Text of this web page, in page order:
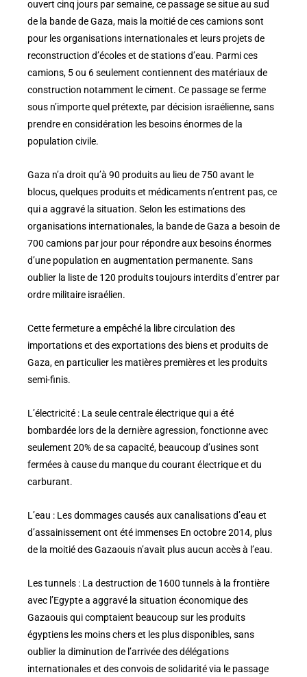
ouvert cinq jours par semaine, ce passage se situe au sud
de la bande de Gaza, mais la moitié de ces camions sont
pour les organisations internationales et leurs projets de
reconstruction d’écoles et de stations d’eau. Parmi ces
camions, 5 ou 6 seulement contiennent des matériaux de
construction notamment le ciment. Ce passage se ferme
sous n’importe quel prétexte, par décision israélienne, sans
prendre en considération les besoins énormes de la
population civile.
Gaza n’a droit qu’à 90 produits au lieu de 750 avant le
blocus, quelques produits et médicaments n’entrent pas, ce
qui a aggravé la situation. Selon les estimations des
organisations internationales, la bande de Gaza a besoin de
700 camions par jour pour répondre aux besoins énormes
d’une population en augmentation permanente. Sans
oublier la liste de 120 produits toujours interdits d’entrer par
ordre militaire israélien.
Cette fermeture a empêché la libre circulation des
importations et des exportations des biens et produits de
Gaza, en particulier les matières premières et les produits
semi-finis.
L’électricité : La seule centrale électrique qui a été
bombardée lors de la dernière agression, fonctionne avec
seulement 20% de sa capacité, beaucoup d’usines sont
fermées à cause du manque du courant électrique et du
carburant.
L’eau : Les dommages causés aux canalisations d’eau et
d’assainissement ont été immenses En octobre 2014, plus
de la moitié des Gazaouis n’avait plus aucun accès à l’eau.
Les tunnels : La destruction de 1600 tunnels à la frontière
avec l’Egypte a aggravé la situation économique des
Gazaouis qui comptaient beaucoup sur les produits
égyptiens les moins chers et les plus disponibles, sans
oublier la diminution de l’arrivée des délégations
internationales et des convois de solidarité via le passage